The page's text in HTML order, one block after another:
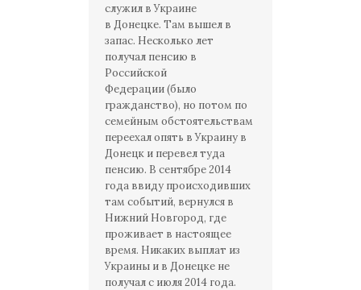
служил в Украине
в Донецке. Там вышел в
запас. Несколько лет
получал пенсию в
Российской
Федерации (было
гражданство), но потом по
семейным обстоятельствам
переехал опять в Украину в
Донецк и перевел туда
пенсию. В сентябре 2014
года ввиду происходивших
там событий, вернулся в
Нижний Новгород, где
проживает в настоящее
время. Никаких выплат из
Украины и в Донецке не
получал с июля 2014 года.